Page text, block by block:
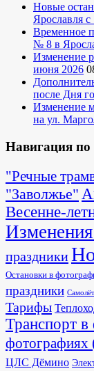
Новые
Ярославля
Временное
№ 8 в
Изменение
июня 2026
после Дня
Изменение
на ул.
Навигация по
"Речные
"Заволжье"
Весенне-
праздники
Остановки в
праздники
Тарифы
Транспорт
фотографиях
ЦЛС Дёмино